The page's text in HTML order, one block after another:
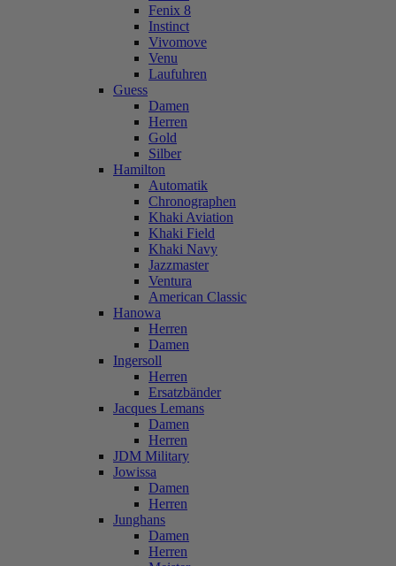
Fenix 8
Instinct
Vivomove
Venu
Laufuhren
Guess
Damen
Herren
Gold
Silber
Hamilton
Automatik
Chronographen
Khaki Aviation
Khaki Field
Khaki Navy
Jazzmaster
Ventura
American Classic
Hanowa
Herren
Damen
Ingersoll
Herren
Ersatzbänder
Jacques Lemans
Damen
Herren
JDM Military
Jowissa
Damen
Herren
Junghans
Damen
Herren